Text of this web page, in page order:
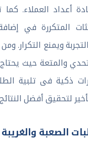
أعداد العملاء.
المتكررة في
ويمنع التكرار. ومن
والمتعة حيث
ذكية فى تلبية
لتحقيق أفضل
الصعبة